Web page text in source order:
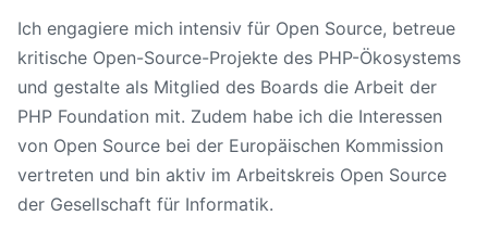
Ich engagiere mich intensiv für Open Source, betreue
kritische Open-Source-Projekte des PHP-Ökosystems
und gestalte als Mitglied des Boards die Arbeit der
PHP Foundation mit. Zudem habe ich die Interessen
von Open Source bei der Europäischen Kommission
vertreten und bin aktiv im Arbeitskreis Open Source
der Gesellschaft für Informatik.